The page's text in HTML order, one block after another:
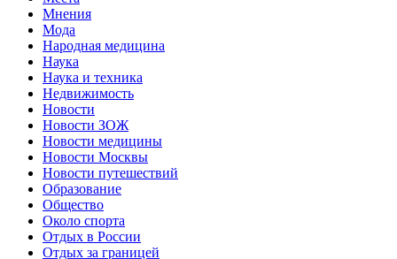
Мнения
Мода
Народная медицина
Наука
Наука и техника
Недвижимость
Новости
Новости ЗОЖ
Новости медицины
Новости Москвы
Новости путешествий
Образование
Общество
Около спорта
Отдых в России
Отдых за границей